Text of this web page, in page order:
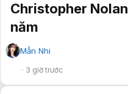
Christopher
năm
Mẫn Nhi
3 giờ trước